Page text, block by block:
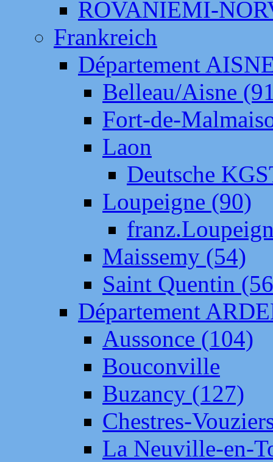
ROVANIEMI-
Frankreich
Département
Belleau/Aisne
Fort-de-
Laon
Deutsche
Loupeigne (90)
Maissemy (54)
Saint Quentin
Département
Aussonce (104)
Bouconville
Buzancy (127)
Chestres-
La Neuville-en-